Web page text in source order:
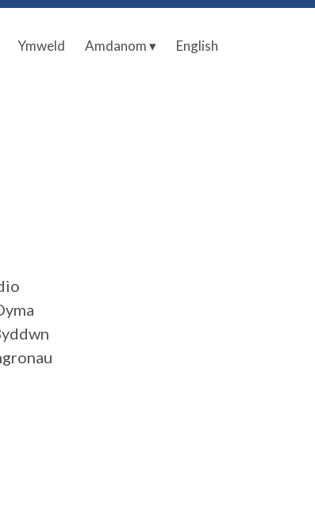
Ymweld Amdanom ▾ English